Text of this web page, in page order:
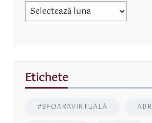
Etichete
#SFOARAVIRTUALĂ ABR